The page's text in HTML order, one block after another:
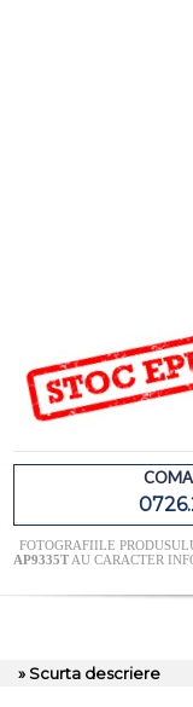
FOTOGRAFIILE
AP9335TAU CARACTER
» Scurta descriere